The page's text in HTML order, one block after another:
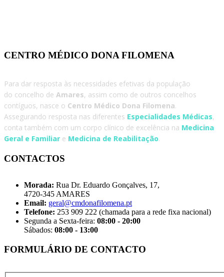
CENTRO MÉDICO DONA FILOMENA
Para dar resposta às necessidades efetivas da população
do concelho de Amares, assim como de outros concelhos
contíguos, nasce o Centro Médico Dona Filomena.
Assegurando resposta nas diferentes Especialidades Médicas,
conta também com um corpo clínico de excelência na Medicina
Geral e Familiar e Medicina de Reabilitação.
CONTACTOS
Morada: Rua Dr. Eduardo Gonçalves, 17,
4720-345 AMARES
Email: geral@cmdonafilomena.pt
Telefone: 253 909 222 (chamada para a rede fixa nacional)
Segunda a Sexta-feira: 08:00 - 20:00
Sábados: 08:00 - 13:00
FORMULÁRIO DE CONTACTO